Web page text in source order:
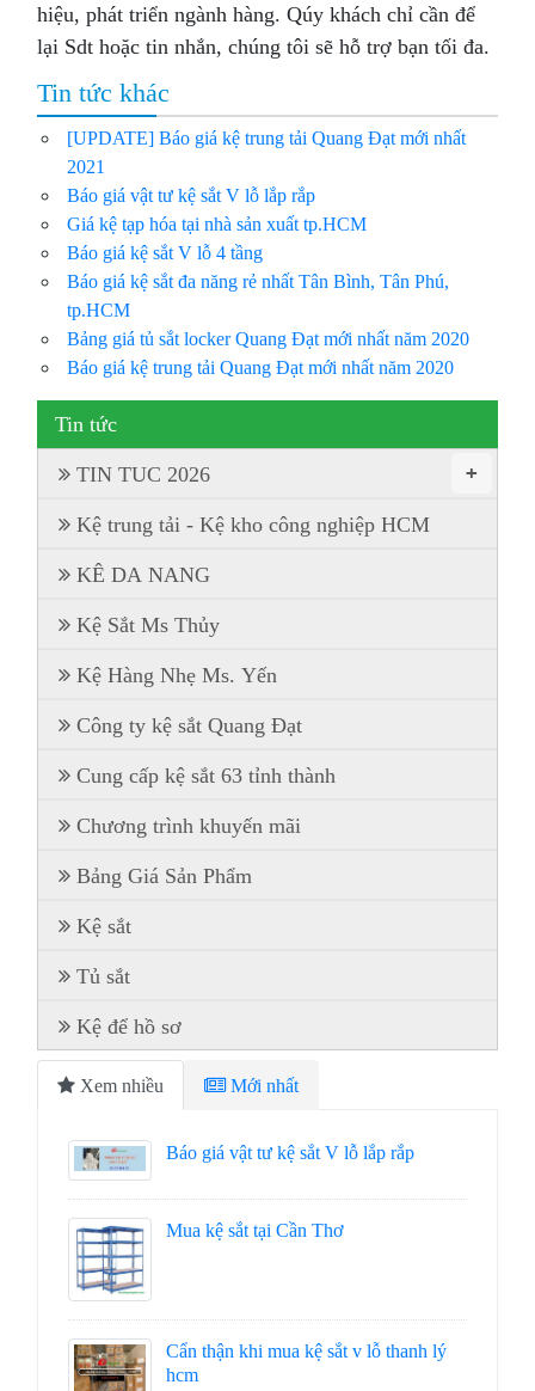
hiệu, phát triển ngành hàng. Qúy khách chỉ cần để
lại Sdt hoặc tin nhắn, chúng tôi sẽ hỗ trợ bạn tối đa.
Tin tức khác
[UPDATE] Báo giá kệ trung tải Quang Đạt mới nhất
2021
Báo giá vật tư kệ sắt V lỗ lắp rắp
Giá kệ tạp hóa tại nhà sản xuất tp.HCM
Báo giá kệ sắt V lỗ 4 tầng
Báo giá kệ sắt đa năng rẻ nhất Tân Bình, Tân Phú,
tp.HCM
Bảng giá tủ sắt locker Quang Đạt mới nhất năm 2020
Báo giá kệ trung tải Quang Đạt mới nhất năm 2020
Tin tức
+
TIN TUC 2026
Kệ trung tải - Kệ kho công nghiệp HCM
KÊ DA NANG
Kệ Sắt Ms Thủy
Kệ Hàng Nhẹ Ms. Yến
Công ty kệ sắt Quang Đạt
Cung cấp kệ sắt 63 tỉnh thành
Chương trình khuyến mãi
Bảng Giá Sản Phẩm
Kệ sắt
Tủ sắt
Kệ để hồ sơ
Xem nhiều Mới nhất
Báo giá vật tư kệ sắt V lỗ lắp rắp
Mua kệ sắt tại Cần Thơ
Cẩn thận khi mua kệ sắt v lỗ thanh lý
hcm